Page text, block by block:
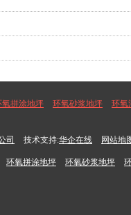
氧拼涂地坪 环氧砂浆地坪 环氧
司 技术支持:华企在线 网站地
环氧拼涂地坪 环氧砂浆地坪